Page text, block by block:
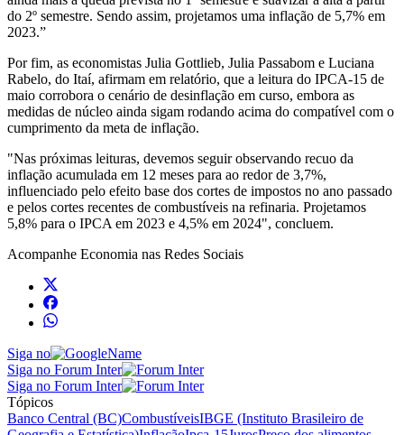
do 2º semestre. Sendo assim, projetamos uma inflação de 5,7% em
2023.”
Por fim, as economistas Julia Gottlieb, Julia Passabom e Luciana
Rabelo, do Itaí, afirmam em relatório, que a leitura do IPCA-15 de
maio corrobora o cenário de desinflação em curso, embora as
medidas de núcleo ainda sigam rodando acima do compatível com o
cumprimento da meta de inflação.
"Nas próximas leituras, devemos seguir observando recuo da
inflação acumulada em 12 meses para ao redor de 3,7%,
influenciado pelo efeito base dos cortes de impostos no ano passado
e pelos cortes recentes de combustíveis na refinaria. Projetamos
5,8% para o IPCA em 2023 e 4,5% em 2024", concluem.
Acompanhe Economia nas Redes Sociais
Siga no
Siga no Forum Inter
Siga no Forum Inter
Tópicos
Banco Central (BC)CombustíveisIBGE (Instituto Brasileiro de